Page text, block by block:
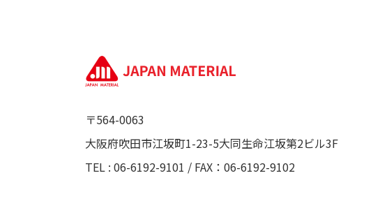
〒564-0063
大阪府吹田市江坂町1-23-5大同生命江坂第2ビル3F
TEL : 06-6192-9101 / FAX：06-6192-9102